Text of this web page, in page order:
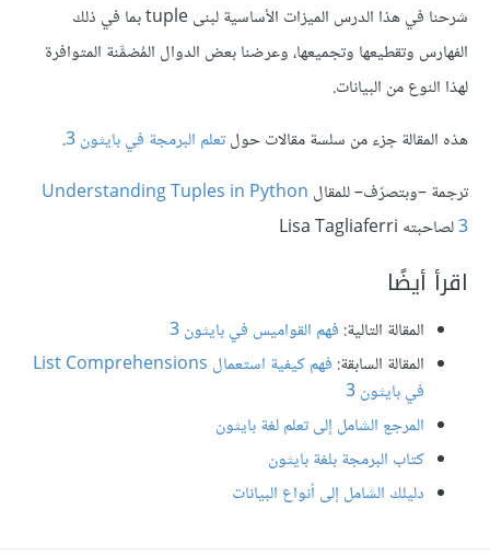
شرحنا في هذا الدرس الميزات الأساسية لبنى tuple بما في ذلك
الفهارس وتقطيعها وتجميعها، وعرضنا بعض الدوال المُضمَّنة المتوافرة
لهذا النوع من البيانات.
هذه المقالة جزء من سلسة مقالات حولتعلم البرمجة في بايثون 3 .
ترجمة –وبتصرّف– للمقال Understanding Tuples in Python
3لصاحبته Lisa Tagliaferri
اقرأ أيضًا
المقالة التالية: فهم القواميس في بايثون 3
المقالة السابقة:
فهم كيفية استعمال List Comprehensions
في بايثون 3
المرجع الشامل إلى تعلم لغة بايثون
كتاب البرمجة بلغة بايثون
دليلك الشامل إلى أنواع البيانات